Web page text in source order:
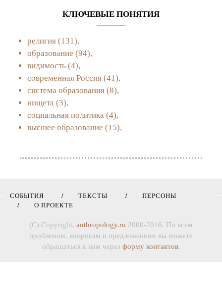
КЛЮЧЕВЫЕ ПОНЯТИЯ
религия (131),
образование (94),
видимость (4),
современная Россия (41),
система образования (8),
нищета (3),
социальная политика (4),
высшее образование (15),
СОБЫТИЯ ТЕКСТЫ
ПЕРСОНЫ
О ПРОЕКТЕ
(C) Copyright, anthropology.ru 2000-2016. По всем
проблемам, вопросам и предложениям вы можете
обращаться к нам через форму контактов.